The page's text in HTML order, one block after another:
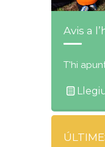
Avis a
T'hi